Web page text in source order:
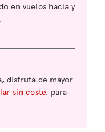
en vuelos hacia y
disfruta de mayor
sin coste, para